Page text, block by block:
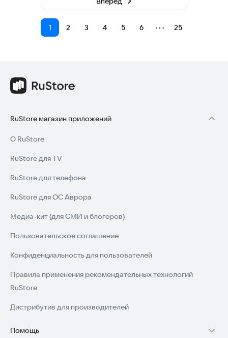
1 2 3 4 5 6 ⋯ 25
RuStore магазин приложений
О RuStore
RuStore для TV
RuStore для телефона
RuStore для ОС Аврора
Медиа-кит (для СМИ и блогеров)
Пользовательское соглашение
Конфиденциальность для пользователей
Правила применения рекомендательных технологий
RuStore
Дистрибутив для производителей
Помощь